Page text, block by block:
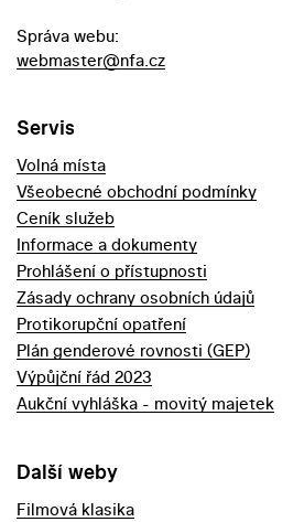
Správa webu:
webmaster@nfa.cz
Servis
Volná místa
Všeobecné obchodní podmínky
Ceník služeb
Informace a dokumenty
Prohlášení o přístupnosti
Zásady ochrany osobních údajů
Protikorupční opatření
Plán genderové rovnosti (GEP)
Výpůjční řád 2023
Aukční vyhláška - movitý majetek
Další weby
Filmová klasika